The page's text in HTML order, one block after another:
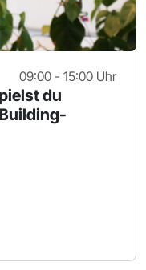
09:00 - 15:00 Uhr
du